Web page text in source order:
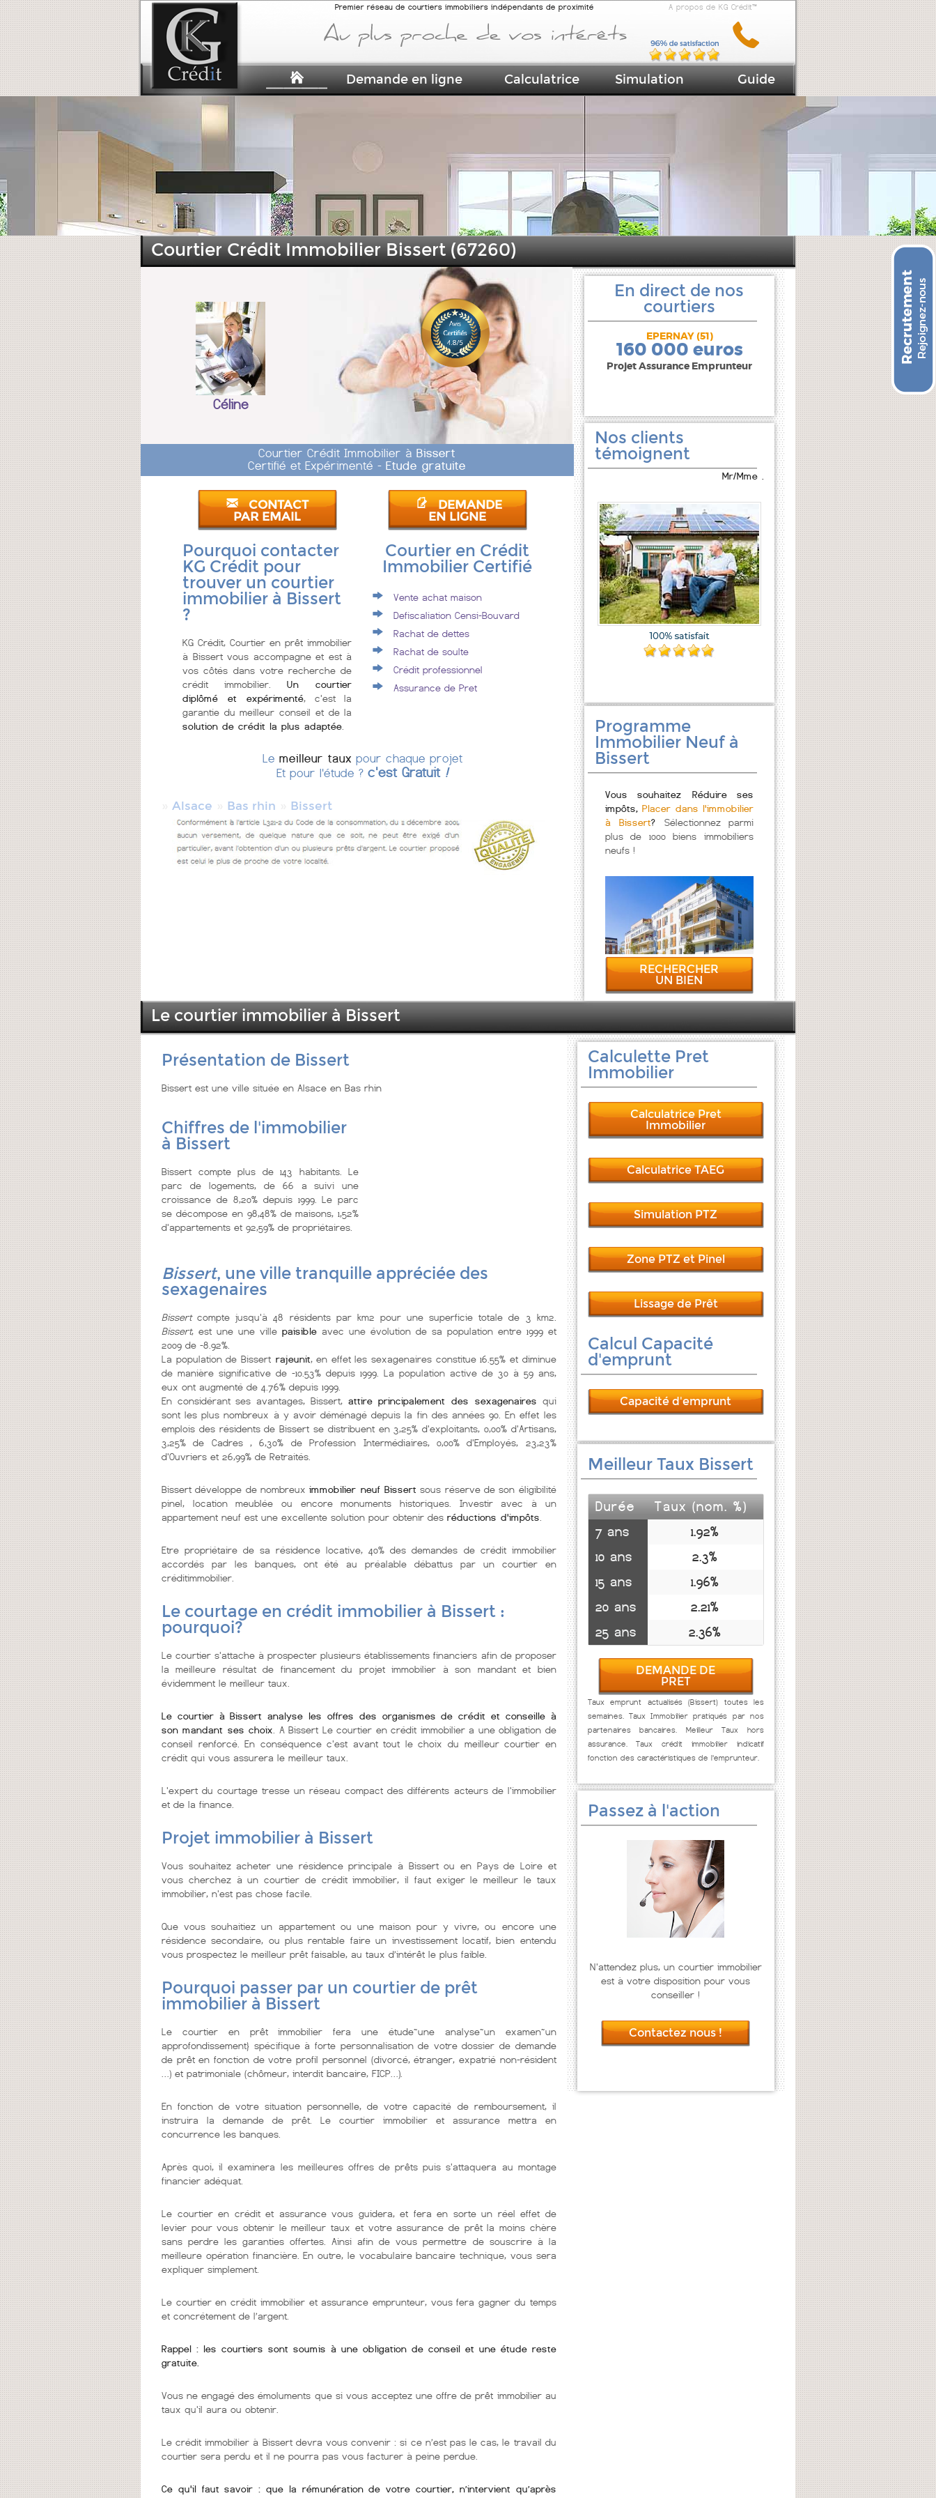
Courtier Crédit Immobilier Bissert (67260)
Céline
Courtier Crédit Immobilier àBissert
Certifié et Expérimenté -Etude gratuite
CONTACT
PAR EMAIL
DEMANDE
EN LIGNE
Pourquoi contacter
KG Crédit pour
trouver un courtier
immobilier à Bissert
?
KG Crédit, Courtier en prêt immobilier
à Bissert vous accompagne et est à
vos côtés dans votre recherche de
crédit immobilier.Un courtier
diplômé et expérimenté, c'est la
garantie du meilleur conseil et de la
solution de crédit la plus adaptée
Courtier en Crédit
Immobilier Certifié
Vente achat maison
Defiscaliation Censi-Bouvard
Rachat de dettes
Rachat de soulte
Crédit professionnel
Assurance de Pret
Le meilleur taux pour chaque projet
Et pour l'étude ?c'est Gratuit !
Alsace Bas rhin Bissert
En direct de nos
courtiers
150 000 euros
EPERNAY (51)
160 000 euros
Projet Assurance Emprunteur
240 000 euros
Nos clients
témoignent
Mr/Mme .
Programme
Immobilier Neuf à
Bissert
Vous souhaitez Réduire ses
impôts,Placer dans l'immobilier
à Bissert? Sélectionnez parmi
plus de 1000 biens immobiliers
neufs !
RECHERCHER
UN BIEN
Le courtier immobilier à Bissert
Présentation de Bissert
Bissert est une ville située en Alsace en Bas rhin
Chiffres de l'immobilier
à Bissert
Bissert compte plus de 143 habitants. Le
parc de logements, de 66 a suivi une
croissance de 8,20% depuis 1999. Le parc
se décompose en 98,48% de maisons, 1,52%
d'appartements et 92,59% de propriétaires.
Bissert, une ville tranquille appréciée des
sexagenaires
Bissertcompte jusqu'à 48 résidents par km2 pour une superficie totale de 3 km2.
Bissert, est une une ville paisibleavec une évolution de sa population entre 1999 et
2009 de -8.92%.
La population de Bissertrajeunit, en effet les sexagenaires constitue 16.55% et diminue
de manière significative de -10.53% depuis 1999. La population active de 30 à 59 ans,
eux ont augmenté de 4.76% depuis 1999.
En considérant ses avantages, Bissert, attire principalement des sexagenaires qui
sont les plus nombreux à y avoir déménagé depuis la fin des années 90. En effet les
emplois des résidents de Bissert se distribuent en 3,25% d'exploitants, 0,00% d'Artisans,
3,25% de Cadres , 6,30% de Profession Intermédiaires, 0,00% d'Employés, 23,23%
d'Ouvriers et 26,99% de Retraités.
Bissert développe de nombreuximmobilier neuf Bissert sous réserve de son éligibilité
pinel, location meublée ou encore monuments historiques. Investir avec à un
appartement neuf est une excellente solution pour obtenir des réductions d'impôts
Etre propriétaire de sa résidence locative, 40% des demandes de crédit immobilier
accordés par les banques, ont été au préalable débattus par un courtier en
créditimmobilier.
Le courtage en crédit immobilier à Bissert :
pourquoi?
Le courtier s'attache à prospecter plusieurs établissements financiers afin de proposer
la meilleure résultat de financement du projet immobilier à son mandant et bien
évidemment le meilleur taux.
Le courtier à Bissert analyse les offres des organismes de crédit et conseille à
son mandant ses choix . A Bissert Le courtier en crédit immobilier a une obligation de
conseil renforcé. En conséquence c'est avant tout le choix du meilleur courtier en
crédit qui vous assurera le meilleur taux.
L'expert du courtage tresse un réseau compact des différents acteurs de l'immobilier
et de la finance.
Projet immobilier à Bissert
Vous souhaitez acheter une résidence principale à Bissert ou en Pays de Loire et
vous cherchez à un courtier de crédit immobilier, il faut exiger le meilleur le taux
immobilier, n'est pas chose facile.
Que vous souhaitiez un appartement ou une maison pour y vivre, ou encore une
résidence secondaire, ou plus rentable faire un investissement locatif, bien entendu
vous prospectez le meilleur prêt faisable, au taux d’intérêt le plus faible.
Pourquoi passer par un courtier de prêt
immobilier à Bissert
Le courtier en prêt immobilier fera une étude~une analyse~un examen~un
approfondissement} spécifique à forte personnalisation de votre dossier de demande
de prêt en fonction de votre profil personnel (divorcé, étranger, expatrié non-résident
…) et patrimoniale (chômeur, interdit bancaire, FICP…).
En fonction de votre situation personnelle, de votre capacité de remboursement, il
instruira la demande de prêt. Le courtier immobilier et assurance mettra en
concurrence les banques.
Après quoi, il examinera les meilleures offres de prêts puis s'attaquera au montage
financier adéquat.
Le courtier en crédit et assurance vous guidera, et fera en sorte un réel effet de
levier pour vous obtenir le meilleur taux et votre assurance de prêt la moins chère
sans perdre les garanties offertes. Ainsi afin de vous permettre de souscrire à la
meilleure opération financière. En outre, le vocabulaire bancaire technique, vous sera
expliquer simplement.
Le courtier en crédit immobilier et assurance emprunteur, vous fera gagner du temps
et concrétement de l’argent.
Rappel : les courtiers sont soumis à une obligation de conseil et une étude reste
gratuite.
Vous ne engagé des émoluments que si vous acceptez une offre de prêt immobilier au
taux qu'il aura ou obtenir.
Le crédit immobilier à Bissert devra vous convenir : si ce n’est pas le cas, le travail du
courtier sera perdu et il ne pourra pas vous facturer à peine perdue.
Ce qu'il faut savoir : que la rémunération de votre courtier, n’intervient qu’après
Calculette Pret
Immobilier
Calculatrice Pret
Immobilier
Calculatrice TAEG
Simulation PTZ
Zone PTZ et Pinel
Lissage de Prêt
Calcul Capacité
d'emprunt
Capacité d'emprunt
Meilleur Taux Bissert
Durée
Taux (nom. %)
7 ans
1.92%
10 ans
2.3%
15 ans
1.96%
20 ans
2.21%
25 ans
2.36%
DEMANDE DE
PRET
Taux emprunt actualisés (Bissert) toutes les
semaines. Taux Immobilier pratiqués par nos
partenaires bancaires. Meilleur Taux hors
assurance. Taux crédit immobilier indicatif
fonction des caractéristiques de l'emprunteur.
Passez à l'action
N'attendez plus, un courtier immobilier
est à votre disposition pour vous
conseiller !
Contactez nous !
Premier réseau de courtiers immobiliers indépendants de proximité A propos de KG Crédit™
Demande en ligne Calculatrice Simulation Guide